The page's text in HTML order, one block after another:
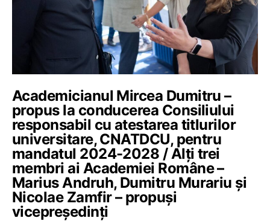
Academicianul Mircea Dumitru –
propus la conducerea Consiliului
responsabil cu atestarea titlurilor
universitare, CNATDCU, pentru
mandatul 2024-2028 / Alți trei
membri ai Academiei Române –
Marius Andruh, Dumitru Murariu și
Nicolae Zamfir – propuși
vicepreședinți